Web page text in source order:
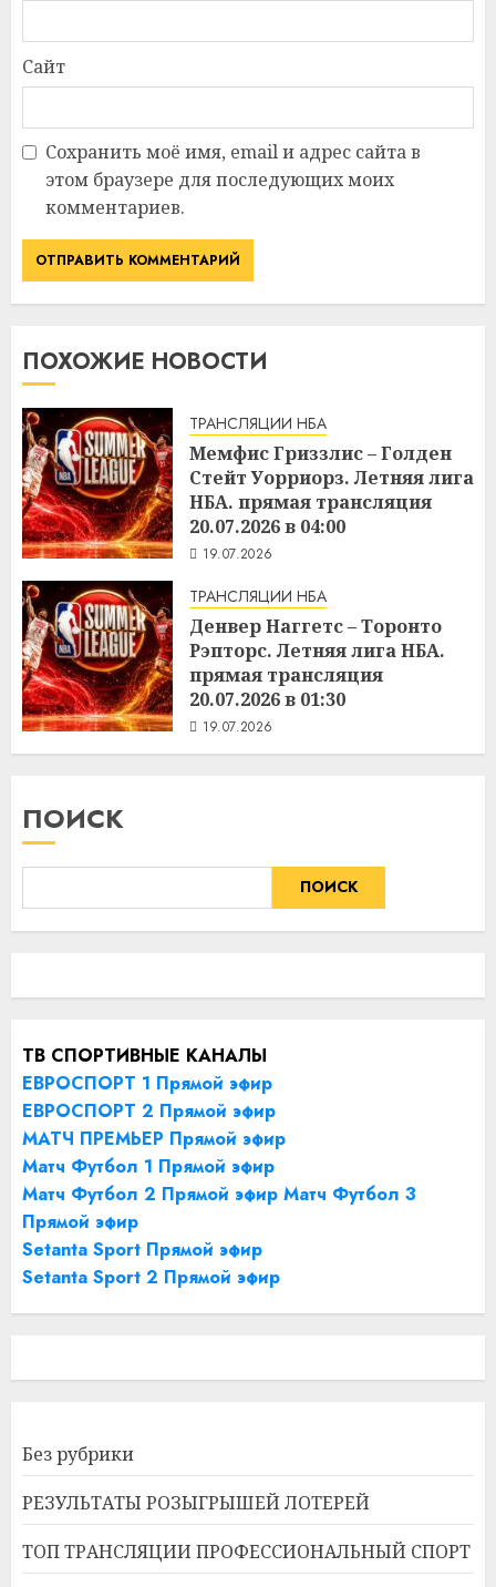
Сайт
Сохранить моё имя, email и адрес сайта в
этом браузере для последующих моих
комментариев.
ПОХОЖИЕ НОВОСТИ
ТРАНСЛЯЦИИ НБА
Мемфис Гриззлис – Голден
Стейт Уорриорз. Летняя лига
НБА. прямая трансляция
20.07.2026 в 04:00
19.07.2026
ТРАНСЛЯЦИИ НБА
Денвер Наггетс – Торонто
Рэпторс. Летняя лига НБА.
прямая трансляция
20.07.2026 в 01:30
19.07.2026
ПОИСК
ПОИСК
ТВ СПОРТИВНЫЕ КАНАЛЫ
ЕВРОСПОРТ 1 Прямой эфир
ЕВРОСПОРТ 2 Прямой эфир
МАТЧ ПРЕМЬЕР Прямой эфир
Матч Футбол 1 Прямой эфир
Матч Футбол 2 Прямой эфир Матч Футбол 3
Прямой эфир
Setanta Sport Прямой эфир
Setanta Sport 2 Прямой эфир
Без рубрики
РЕЗУЛЬТАТЫ РОЗЫГРЫШЕЙ ЛОТЕРЕЙ
ТОП ТРАНСЛЯЦИИ ПРОФЕССИОНАЛЬНЫЙ СПОРТ